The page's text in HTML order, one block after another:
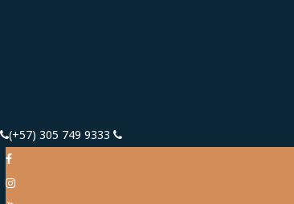
(+57) 305 749 9333